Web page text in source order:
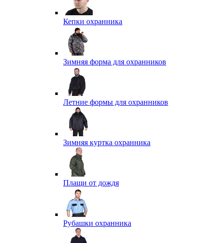
Кепки охранника
Зимняя форма для охранников
Летние формы для охранников
Зимняя куртка охранника
Плащи от дождя
Рубашки охранника